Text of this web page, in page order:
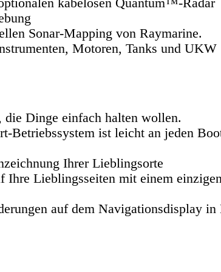
kabelosen Quantum™-Radar
Sonar-Mapping von Raymarine.
Motoren, Tanks und UKW
Dinge einfach halten wollen.
Betriebssystem ist leicht an jeden
Ihrer Lieblingsorte
Ihre Lieblingsseiten mit einem
auf dem Navigationsdisplay in